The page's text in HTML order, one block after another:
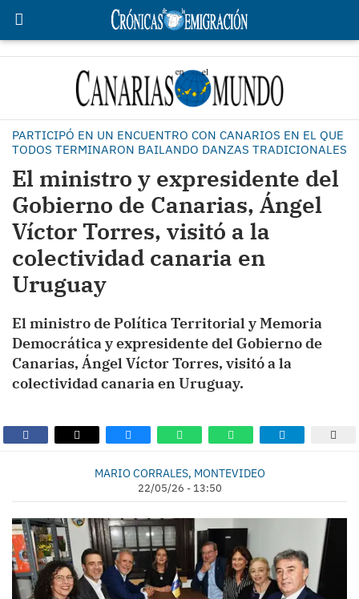
PARTICIPÓ EN UN ENCUENTRO CON CANARIOS EN EL QUE
TODOS TERMINARON BAILANDO DANZAS TRADICIONALES
El ministro y expresidente del
Gobierno de Canarias, Ángel
Víctor Torres, visitó a la
colectividad canaria en
Uruguay
El ministro de Política Territorial y Memoria
Democrática y expresidente del Gobierno de
Canarias, Ángel Víctor Torres, visitó a la
colectividad canaria en Uruguay.
MARIO CORRALES, MONTEVIDEO
22/05/26 - 13:50